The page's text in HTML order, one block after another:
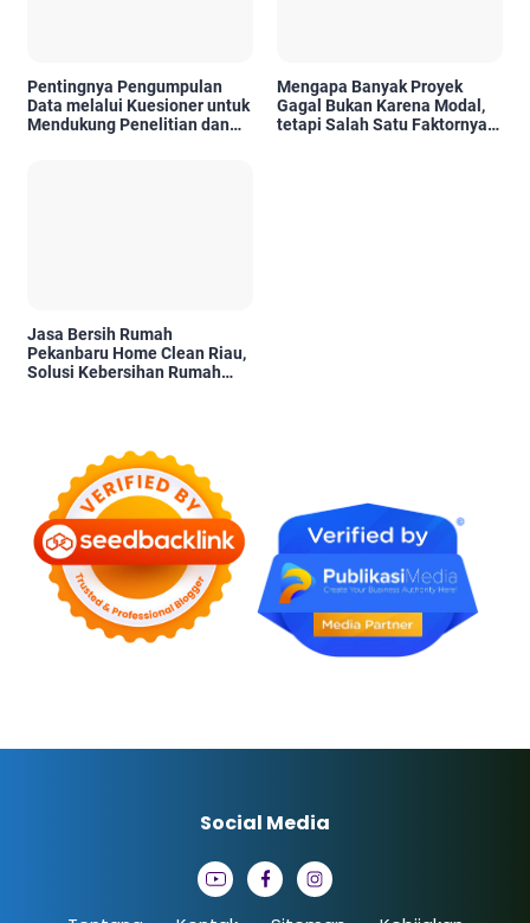
Pentingnya Pengumpulan
Data melalui Kuesioner untuk
Mendukung Penelitian dan
Mengapa Banyak Proyek
Gagal Bukan Karena Modal,
tetapi Salah Satu Faktornya
Jasa Bersih Rumah
Pekanbaru Home Clean Riau,
Solusi Kebersihan Rumah
Social Media